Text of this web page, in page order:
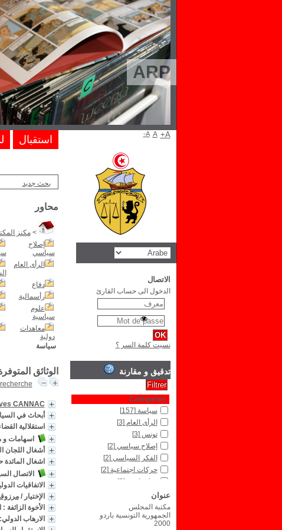
ARP
بحث جديد
محاور
>مكنز
إصلاح
سياسي
الرأى العام
دفاع
رأسمالية
علوم
سياسية
معاهدات
دولية
سياسة
الوثائق
CANNAC
أبحاث في
استقلالية
اسهامات و
أشغال اللجان
اشغال
الاتصال
الاتفاقيات
الإختيار /
الأخوة
الارهاب
استقبال A- A A+
الاتصال
الدخول الى حساب القارئ
نسيت كلمة السر ؟
تدقيق و مقارنة
Catégories
سياسة [157]
الرأى العام [3]
تونس [3]
إصلاح سياسي [2]
الفكر السياسي [2]
حركات اجتماعية [2]
ديبلوماسية[2]
ديمقراطية
قانون[2]
إقتصاد[1]
عنوان
مكتبة المجلس
الجمهورية التونسية باردو
2000